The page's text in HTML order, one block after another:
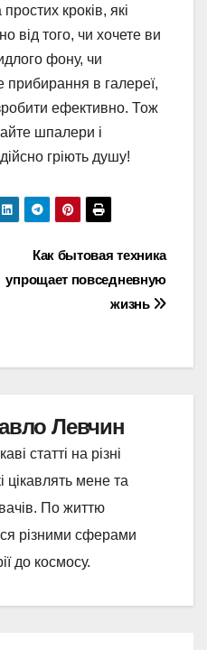
кроків, які
від того, чи хочете ви
фону, чи
прибирання в галереї,
ефективно. Тож
шпалери і
гріють душу!
Как бытовая техника
упрощает повседневную
жизнь
Левчин
статті на різні
цікавлять мене та
По життю
різними сферами
до космосу.